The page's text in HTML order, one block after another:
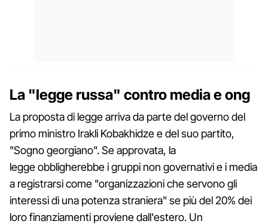
La "legge russa" contro media e ong
La proposta di legge arriva da parte del governo del
primo ministro Irakli Kobakhidze e del suo partito,
"Sogno georgiano". Se approvata, la
legge obbligherebbe i gruppi non governativi e i media
a registrarsi come "organizzazioni che servono gli
interessi di una potenza straniera" se più del 20% dei
loro finanziamenti proviene dall'estero. Un